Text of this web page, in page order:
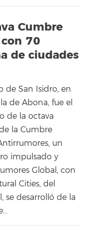
Cumbre
70
de ciudades
de San Isidro, en
de Abona, fue el
de la octava
la Cumbre
un
impulsado y
Global, con
Cities, del
se desarrolló de la